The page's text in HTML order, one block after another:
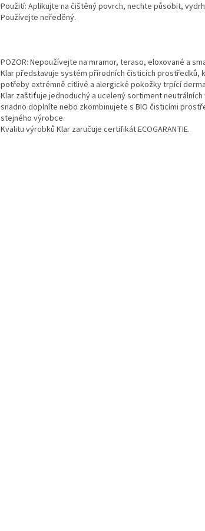
Použití: Aplikujte na čištěný povrch, nechte působit,
Používejte neředěný.
POZOR: Nepoužívejte na mramor, teraso, eloxované a
Klar představuje systém přírodních čisticích prostředků,
potřeby extrémně citlivé a alergické pokožky trpící
Klar zaštiťuje jednoduchý a ucelený sortiment
snadno doplníte nebo zkombinujete s BIO čisticími
stejného výrobce.
Kvalitu výrobků Klar zaručuje certifikát ECOGARANTIE.